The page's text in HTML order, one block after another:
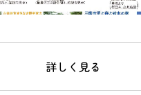
詳しく見る